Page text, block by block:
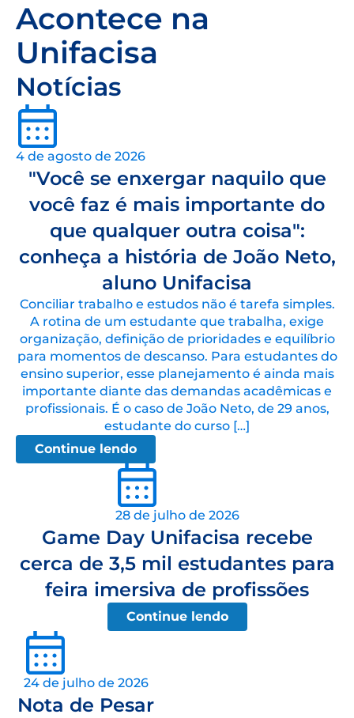
Acontece na
Unifacisa
Notícias
4 de agosto de 2026
"Você se enxergar naquilo que
você faz é mais importante do
que qualquer outra coisa":
conheça a história de João Neto,
aluno Unifacisa
Conciliar trabalho e estudos não é tarefa simples.
A rotina de um estudante que trabalha, exige
organização, definição de prioridades e equilíbrio
para momentos de descanso. Para estudantes do
ensino superior, esse planejamento é ainda mais
importante diante das demandas acadêmicas e
profissionais. É o caso de João Neto, de 29 anos,
estudante do curso […]
Continue lendo
28 de julho de 2026
Game Day Unifacisa recebe
cerca de 3,5 mil estudantes para
feira imersiva de profissões
Continue lendo
24 de julho de 2026
Nota de Pesar